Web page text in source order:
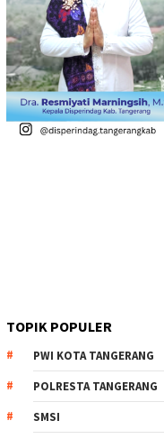
TOPIK POPULER
PWI KOTA TANGERANG
POLRESTA TANGERANG
SMSI